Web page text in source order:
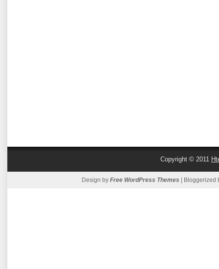
Copyright © 2011
Design by Free WordPress Themes | Bloggerized